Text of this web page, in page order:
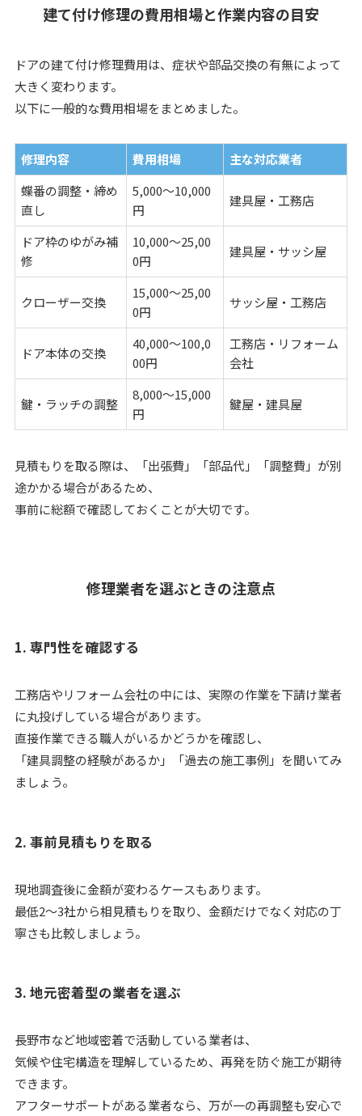
建て付け修理の費用相場と作業内容の目安
ドアの建て付け修理費用は、症状や部品交換の有無によって
大きく変わります。
以下に一般的な費用相場をまとめました。
修理内容 費用相場
主な対応業者
蝶番の調整・締め
直し
5,000〜10,000
円
建具屋・工務店
ドア枠のゆがみ補
修
10,000〜25,00
0円
建具屋・サッシ屋
クローザー交換
15,000〜25,00
0円
サッシ屋・工務店
ドア本体の交換
40,000〜100,0
00円
工務店・リフォーム
会社
鍵・ラッチの調整
8,000〜15,000
円
鍵屋・建具屋
見積もりを取る際は、「出張費」「部品代」「調整費」が別
途かかる場合があるため、
事前に総額で確認しておくことが大切です。
修理業者を選ぶときの注意点
1. 専門性を確認する
工務店やリフォーム会社の中には、実際の作業を下請け業者
に丸投げしている場合があります。
直接作業できる職人がいるかどうかを確認し、
「建具調整の経験があるか」「過去の施工事例」を聞いてみ
ましょう。
2. 事前見積もりを取る
現地調査後に金額が変わるケースもあります。
最低2〜3社から相見積もりを取り、金額だけでなく対応の丁
寧さも比較しましょう。
3. 地元密着型の業者を選ぶ
長野市など地域密着で活動している業者は、
気候や住宅構造を理解しているため、再発を防ぐ施工が期待
できます。
アフターサポートがある業者なら、万が一の再調整も安心で